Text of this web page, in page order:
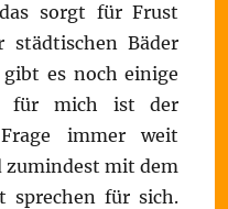
sorgt für Frust
städtischen Bäder
gibt es noch einige
für mich ist der
immer weit
zumindest mit dem
sprechen für sich.